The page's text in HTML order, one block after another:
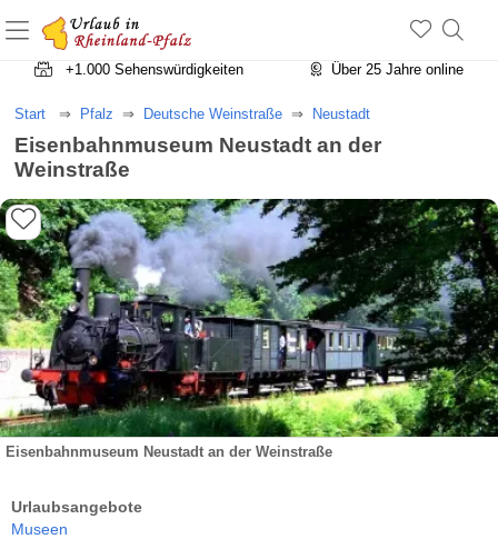
+1.500 Unterkünfte in Rheinland-Pfalz
+1.000 Sehenswürdigkeiten
Über 25 Jahre online
Start Pfalz Deutsche Weinstraße Neustadt
Eisenbahnmuseum Neustadt an der
Weinstraße
Eisenbahnmuseum Neustadt an der Weinstraße
Urlaubsangebote
Museen